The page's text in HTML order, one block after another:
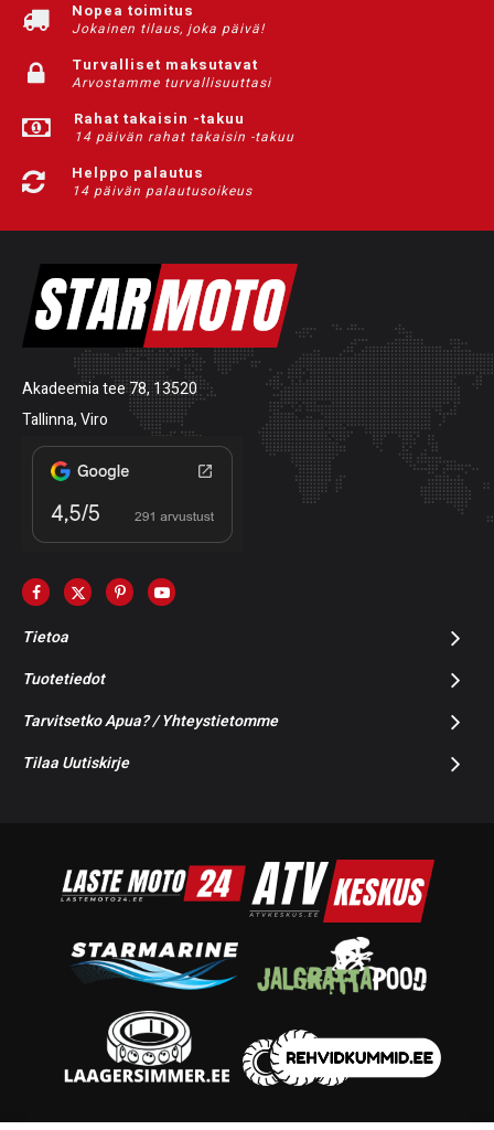
Nopea toimitus
Jokainen tilaus, joka päivä!
Turvalliset maksutavat
Arvostamme turvallisuuttasi
Rahat takaisin -takuu
14 päivän rahat takaisin -takuu
Helppo palautus
14 päivän palautusoikeus
Akadeemia tee 78, 13520
Tallinna, Viro
Tietoa
Tuotetiedot
Tarvitsetko Apua? / Yhteystietomme
Tilaa Uutiskirje